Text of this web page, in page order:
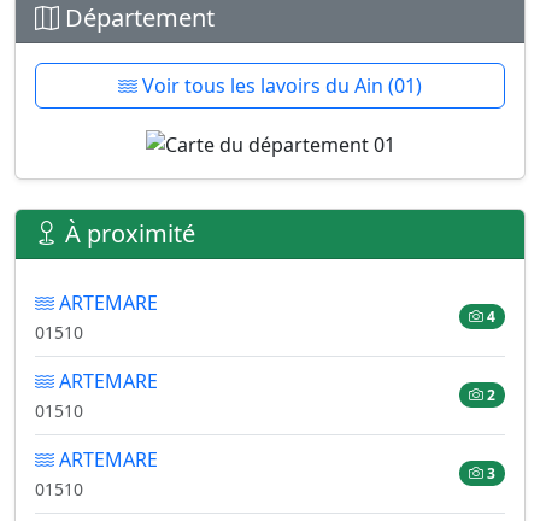
Département
Voir tous les lavoirs du Ain (01)
À proximité
ARTEMARE
01510
4
ARTEMARE
01510
2
ARTEMARE
01510
3